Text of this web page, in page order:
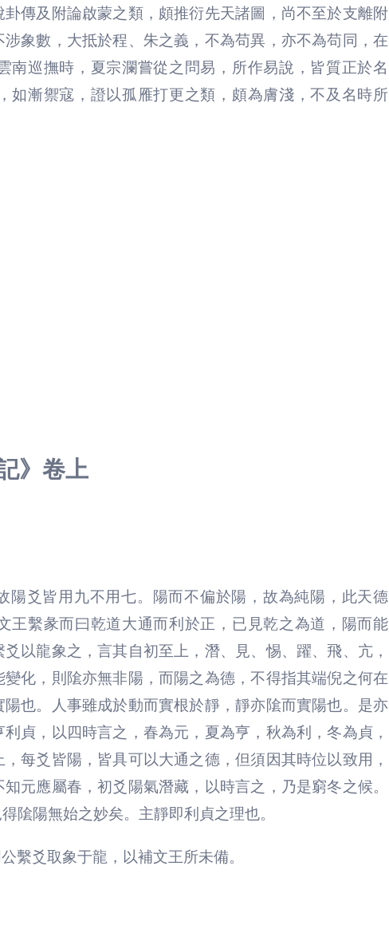
傳及附論啟蒙之類，頗推衍先天諸圖，尚不至於支離附
象數，大抵於程、朱之義，不為苟異，亦不為苟同，在
南巡撫時，夏宗瀾嘗從之問易，所作易說，皆質正於名
如漸禦寇，證以孤雁打更之類，頗為膚淺，不及名時所
》 卷上
陽爻皆用九不用七。陽而不偏於陽，故為純陽，此天德
王繫彖而曰乾道大通而利於正，已見乾之為道，陽而能
以龍象之，言其自初至上，潛、見、惕、躍、飛、亢，
化，則隂亦無非陽，而陽之為德，不得指其端倪之何在
也。人事雖成於動而實根於靜，靜亦隂而實陽也。是亦
貞，以四時言之，春為元，夏為亨，秋為利，冬為貞，
每爻皆陽，皆具可以大通之德，但須因其時位以致用，
元應屬春，初爻陽氣潛藏，以時言之，乃是窮冬之候。
隂陽無始之妙矣。主靜即利貞之理也。
繫爻取象于龍，以補文王所未備。